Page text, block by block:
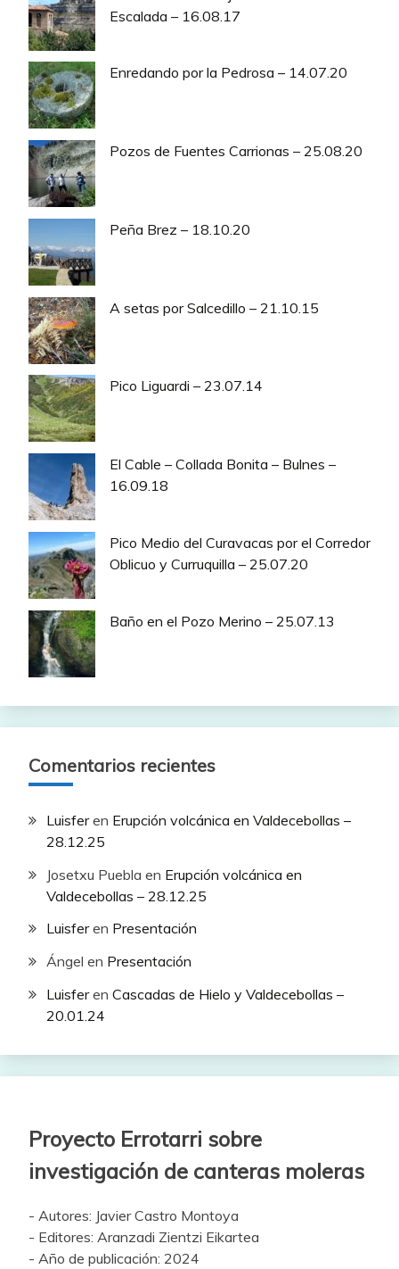
Escalada – 16.08.17
Enredando por la Pedrosa – 14.07.20
Pozos de Fuentes Carrionas – 25.08.20
Peña Brez – 18.10.20
A setas por Salcedillo – 21.10.15
Pico Liguardi – 23.07.14
El Cable – Collada Bonita – Bulnes –
16.09.18
Pico Medio del Curavacas por el Corredor
Oblicuo y Curruquilla – 25.07.20
Baño en el Pozo Merino – 25.07.13
Comentarios recientes
Luisferen Erupción volcánica en Valdecebollas –
28.12.25
Josetxu Puebla en Erupción volcánica en
Valdecebollas – 28.12.25
Luisferen Presentación
Ángel en Presentación
Luisferen Cascadas de Hielo y Valdecebollas –
20.01.24
Proyecto Errotarri sobre
investigación de canteras moleras
- Autores: Javier Castro Montoya
- Editores: Aranzadi Zientzi Eikartea
- Año de publicación: 2024